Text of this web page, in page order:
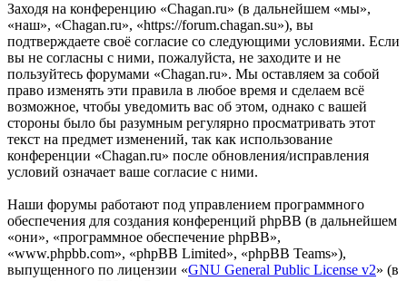
Заходя на конференцию «Chagan.ru» (в дальнейшем «мы»,
«наш», «Chagan.ru», «https://forum.chagan.su»), вы
подтверждаете своё согласие со следующими условиями. Если
вы не согласны с ними, пожалуйста, не заходите и не
пользуйтесь форумами «Chagan.ru». Мы оставляем за собой
право изменять эти правила в любое время и сделаем всё
возможное, чтобы уведомить вас об этом, однако с вашей
стороны было бы разумным регулярно просматривать этот
текст на предмет изменений, так как использование
конференции «Chagan.ru» после обновления/исправления
условий означает ваше согласие с ними.
Наши форумы работают под управлением программного
обеспечения для создания конференций phpBB (в дальнейшем
«они», «программное обеспечение phpBB»,
«www.phpbb.com», «phpBB Limited», «phpBB Teams»),
выпущенного по лицензии «GNU General Public License v2» (в